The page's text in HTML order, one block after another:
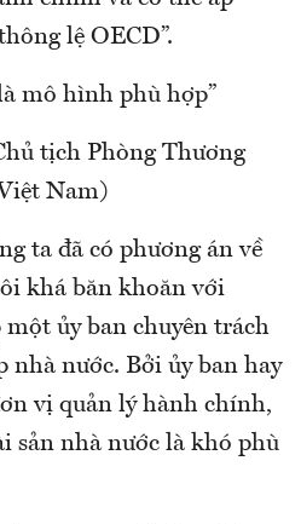
lệ OECD”.
mô hình phù hợp”
tịch Phòng Thương
Nam)
ta đã có phương án về
khá băn khoăn với
ủy ban chuyên trách
nhà nước. Bởi ủy ban hay
vị quản lý hành chính,
sản nhà nước là khó phù